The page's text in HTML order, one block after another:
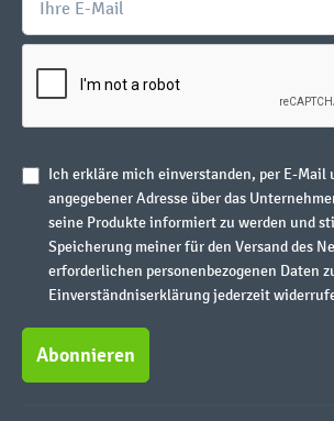
Ich erkläre mich einverstanden, per E-Mail
angegebener Adresse über das
seine Produkte informiert zu werden und
Speicherung meiner für den Versand des
erforderlichen personenbezogenen Daten
Einverständniserklärung jederzeit
Abonnieren